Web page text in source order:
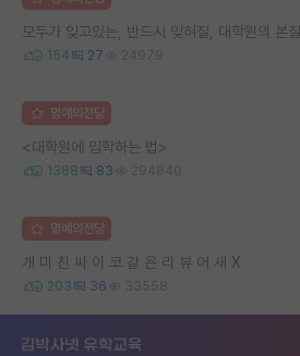
모두가 잊고있는, 반드시 잊혀질, 대학원의 본질
154 27 24979
명예의전당
<대학원에 입학하는 법>
1388 83 294840
명예의전당
개 미 친 싸 이 코 같 은 리 뷰 어 새 X
203 36 33558